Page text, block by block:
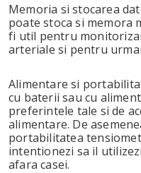
Memoria si stocarea
poate stoca si memora
fi util pentru
arteriale si pentru
Alimentare si
cu baterii sau cu
preferintele tale si de
alimentare. De
portabilitatea
intentionezi sa il
afara casei.